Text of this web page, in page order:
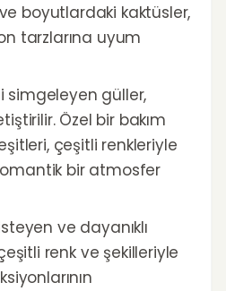
ve boyutlardaki kaktüsler,
tarzlarına uyum
simgeleyen güller,
Özel bir bakım
çeşitli renkleriyle
bir atmosfer
ve dayanıklı
renk ve şekilleriyle